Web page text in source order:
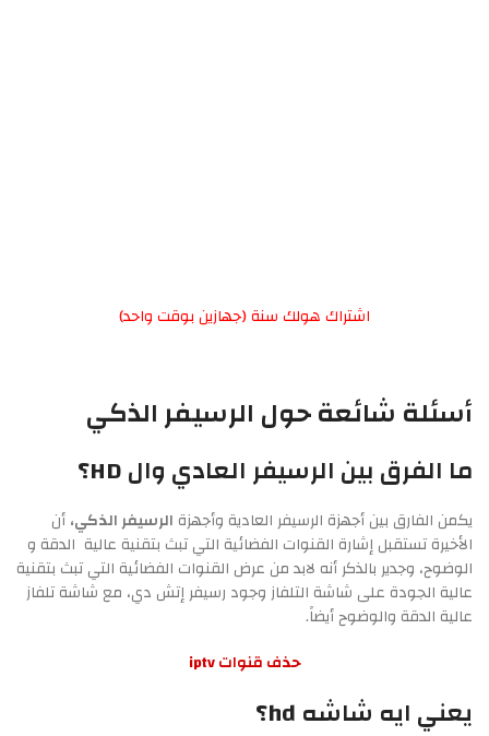
اشتراك هولك سنة (جهازين بوقت واحد)
أسئلة شائعة حول الرسيفر الذكي
ما الفرق بين الرسيفر العادي وال HD؟
يكمن الفارق بين أجهزة الرسيفر العادية وأجهزة الرسيفر الذكي،أن
الأخيرة تستقبل إشارة القنوات الفضائية التي تبث بتقنية عالية الدقة و
الوضوح، وجدير بالذكر أنه لابد من عرض القنوات الفضائية التي تبث بتقنية
عالية الجودة على شاشة التلفاز وجود رسيفر إتش دي، مع شاشة تلفاز
عالية الدقة والوضوح أيضاً.
حذف قنوات iptv
يعني ايه شاشه hd؟